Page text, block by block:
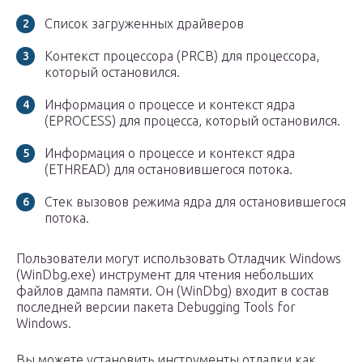
Список загруженных драйверов
Контекст процессора (PRCB) для процессора,
который остановился.
Информация о процессе и контекст ядра
(EPROCESS) для процесса, который остановился.
Информация о процессе и контекст ядра
(ETHREAD) для остановившегося потока.
Стек вызовов режима ядра для остановившегося
потока.
Пользователи могут использовать Отладчик Windows
(WinDbg.exe) инструмент для чтения небольших
файлов дампа памяти. Он (WinDbg) входит в состав
последней версии пакета Debugging Tools for
Windows.